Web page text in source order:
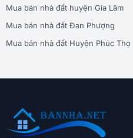
Mua bán nhà đất huyện Gia Lâm
Mua bán nhà đất Đan Phượng
Mua bán nhà đất Huyện Phúc Thọ